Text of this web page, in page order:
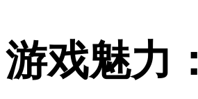
游戏魅力：